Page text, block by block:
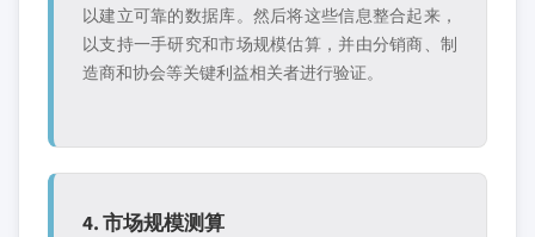
以建立可靠的数据库。然后将这些信息整合起来，
以支持一手研究和市场规模估算，并由分销商、制
造商和协会等关键利益相关者进行验证。
4. 市场规模测算